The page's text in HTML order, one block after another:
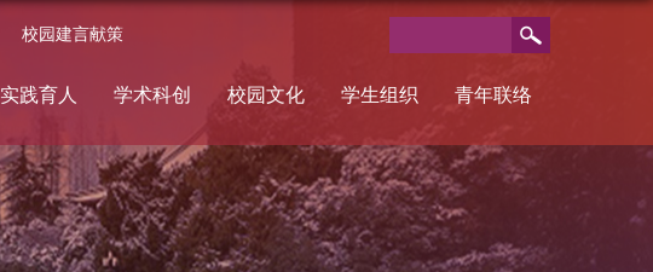
校园建言献策
青年联络
学生组织
校园文化
学术科创
实践育人